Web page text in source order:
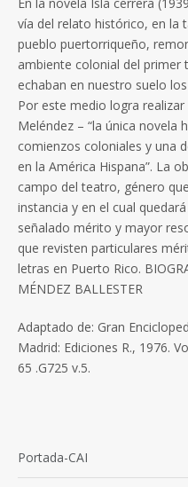
vía del relato histórico, en la
pueblo puertorriqueño,
ambiente colonial del primer
echaban en nuestro suelo
Por este medio logra
Meléndez – “la única novela
comienzos coloniales y una
en la América Hispana”. La
campo del teatro, género
instancia y en el cual
señalado mérito y mayor
que revisten particulares
letras en Puerto Rico.
MÉNDEZ BALLESTER
Adaptado de: Gran
Madrid: Ediciones R., 1976.
65 .G725 v.5.
Portada-CAI